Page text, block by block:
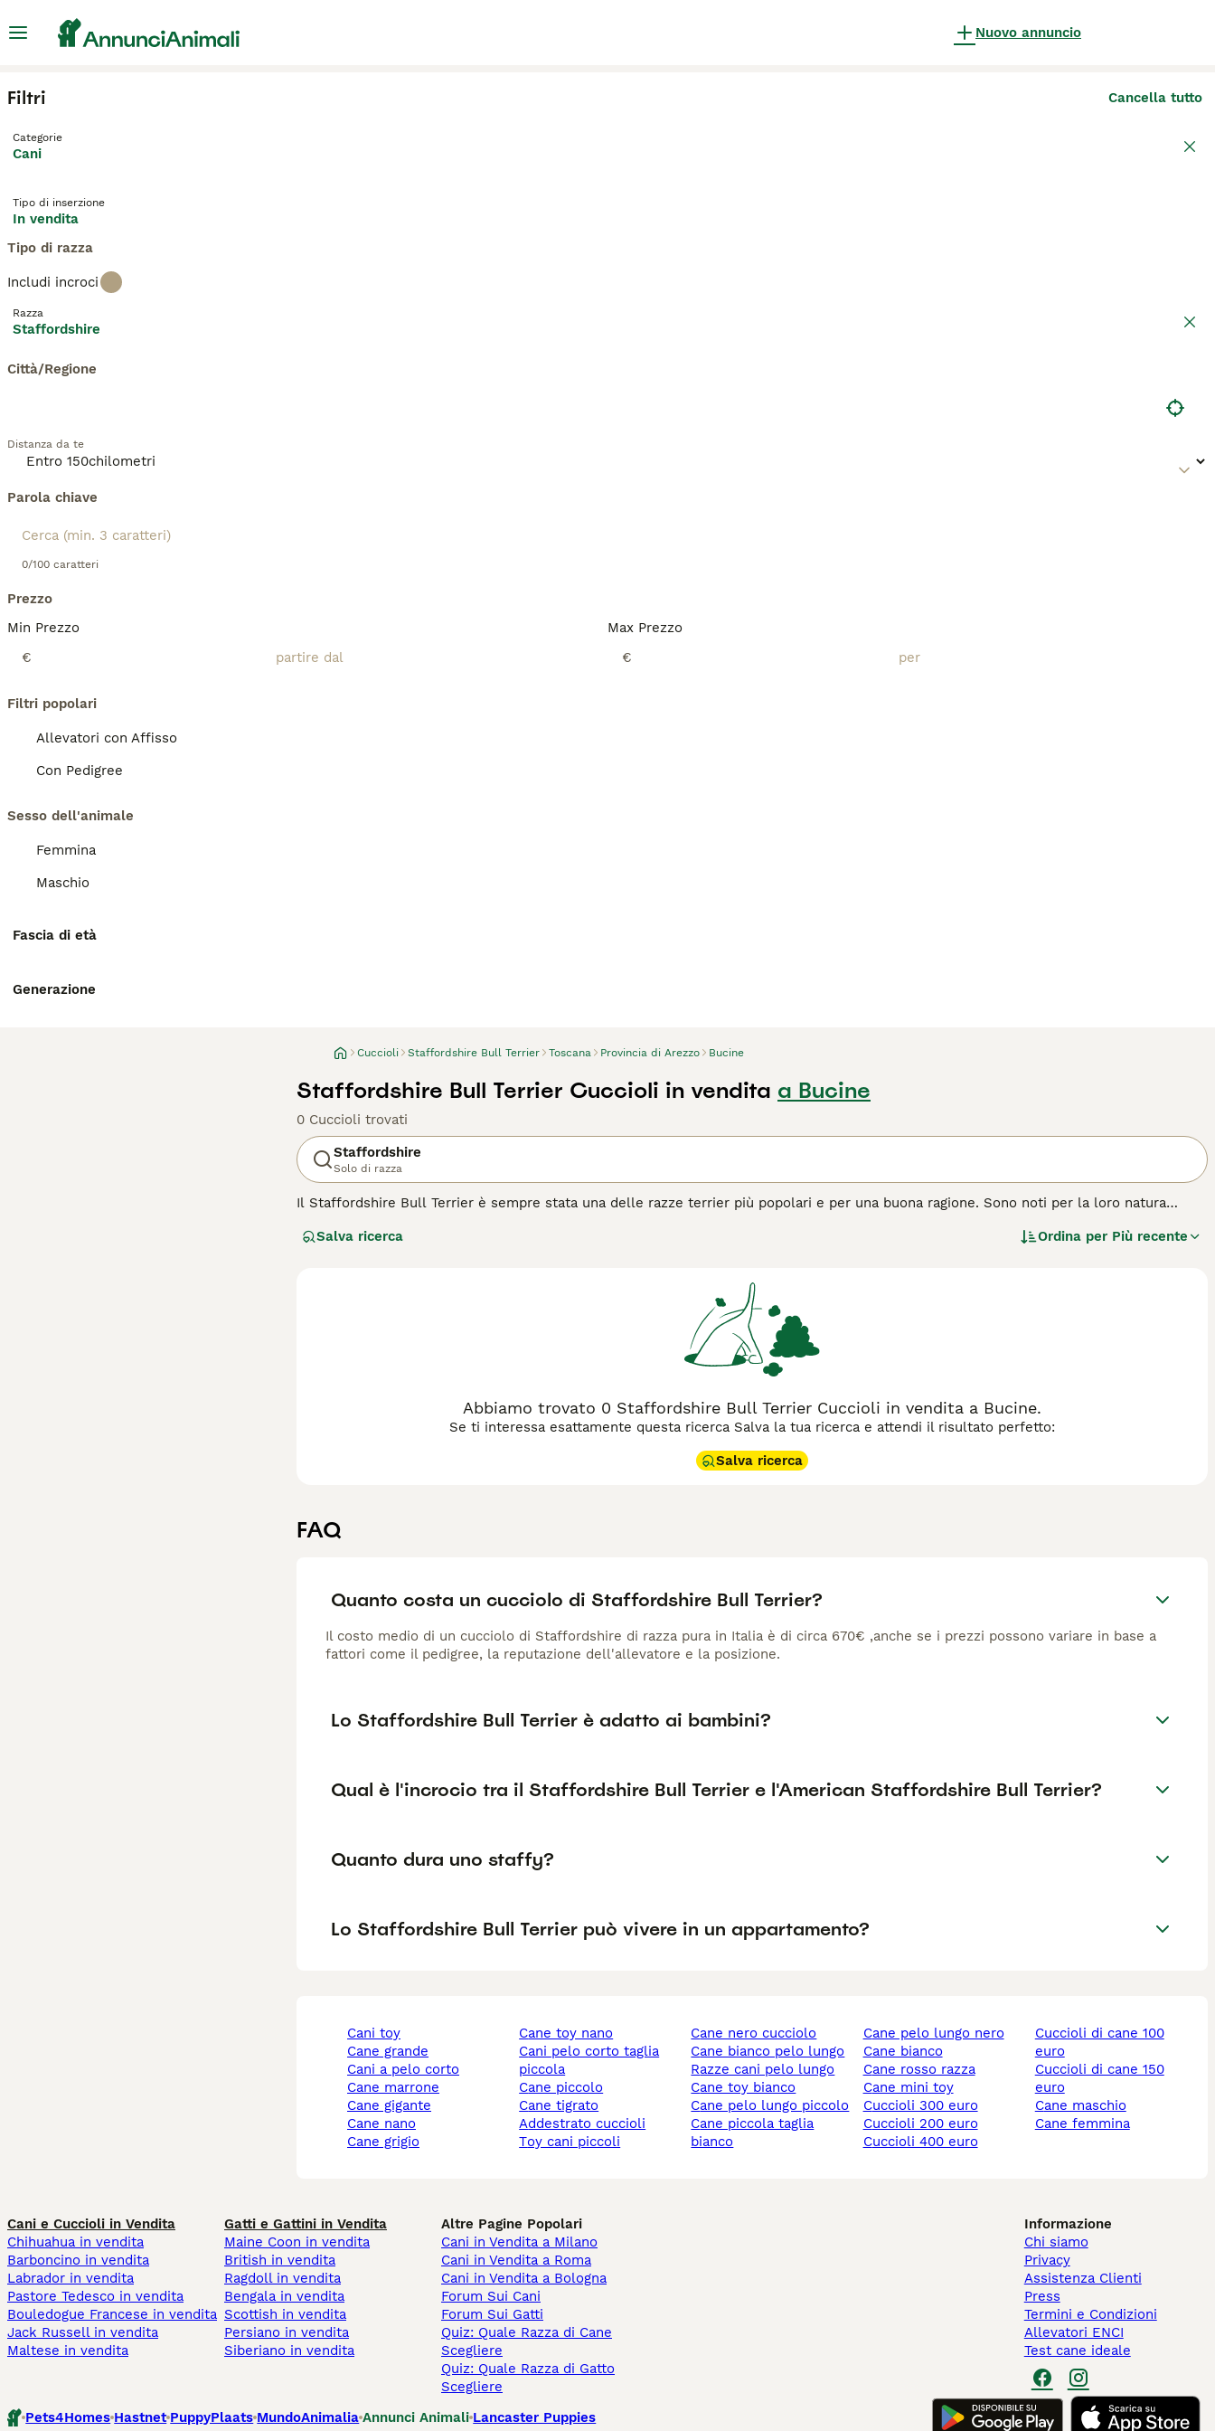
Nuovo annuncio
Filtri Cancella tutto
Categorie
Cani
Tipo di inserzione
In vendita
Tipo di razza
Includi incroci
Razza
Staffordshire
Città/Regione
Distanza da te
Parola chiave
0/100 caratteri
Prezzo
Min Prezzo
€
Max Prezzo
€
Filtri popolari
Allevatori con Affisso
Con Pedigree
Sesso dell'animale
Femmina
Maschio
Fascia di età
Generazione
Cuccioli Staffordshire Bull Terrier Toscana Provincia di Arezzo Bucine
Staffordshire Bull Terrier Cuccioli in vendita a Bucine
0 Cuccioli trovati
Staffordshire
Solo di razza
Il Staffordshire Bull Terrier è sempre stata una delle razze terrier più popolari e per una buona ragione. Sono noti per la loro natura
Gli staffy, come vengono affettuosamente chiamati, sono diventati anche uno dei cani più popolari nelle mostre canine e per fortuna
per informazioni su questa razza di cane.
Salva ricerca Ordina per Più recente
Abbiamo trovato 0 Staffordshire Bull Terrier Cuccioli in vendita a Bucine.
Se ti interessa esattamente questa ricerca Salva la tua ricerca e attendi il risultato perfetto:
Salva ricerca
FAQ
Quanto costa un cucciolo di Staffordshire Bull Terrier?
Il costo medio di un cucciolo di Staffordshire di razza pura in Italia è di circa 670€ ,anche se i prezzi possono variare in base a
fattori come il pedigree, la reputazione dell'allevatore e la posizione.
Lo Staffordshire Bull Terrier è adatto ai bambini?
Qual è l'incrocio tra il Staffordshire Bull Terrier e l'American Staffordshire Bull Terrier?
Quanto dura uno staffy?
Lo Staffordshire Bull Terrier può vivere in un appartamento?
cani toy
cane grande
cani a pelo corto
cane marrone
cane gigante
cane nano
cane grigio
cane toy nano
cani pelo corto taglia
piccola
cane piccolo
cane tigrato
addestrato cuccioli
toy cani piccoli
cane nero cucciolo
cane bianco pelo lungo
razze cani pelo lungo
cane toy bianco
cane pelo lungo piccolo
cane piccola taglia
bianco
cane pelo lungo nero
cane bianco
cane rosso razza
cane mini toy
cuccioli 300 euro
cuccioli 200 euro
cuccioli 400 euro
cuccioli di cane 100
euro
cuccioli di cane 150
euro
cane maschio
cane femmina
Cani e Cuccioli in Vendita
Chihuahua in vendita
Barboncino in vendita
Labrador in vendita
Pastore Tedesco in vendita
Bouledogue Francese in vendita
Jack Russell in vendita
Maltese in vendita
Gatti e Gattini in Vendita
Maine Coon in vendita
British in vendita
Ragdoll in vendita
Bengala in vendita
Scottish in vendita
Persiano in vendita
Siberiano in vendita
Altre Pagine Popolari
Cani in Vendita a Milano
Cani in Vendita a Roma
Cani in Vendita a Bologna
Forum Sui Cani
Forum Sui Gatti
Quiz: Quale Razza di Cane
Scegliere
Quiz: Quale Razza di Gatto
Scegliere
Informazione
Chi siamo
Privacy
Assistenza Clienti
Press
Termini e Condizioni
Allevatori ENCI
Test cane ideale
Pets4Homes Hastnet PuppyPlaats MundoAnimalia Annunci Animali Lancaster Puppies